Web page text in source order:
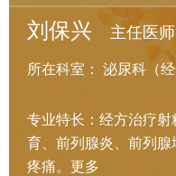
刘保兴 主任医师
所在科室： 泌尿科（经
专业特长：经方治疗
育、前列腺炎、前列
疼痛。 更多